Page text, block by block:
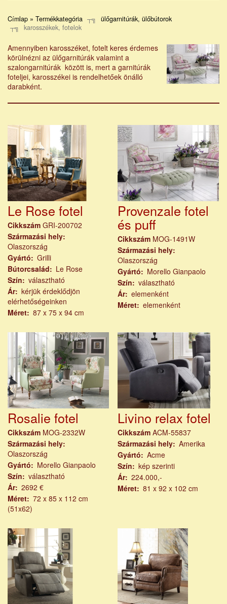
Címlap » Termékkategória
ülőgarnitúrák, ülőbútorok
karosszékek, fotelok
Amennyiben karosszéket, fotelt keres érdemes
körülnézni az ülőgarnitúrák valamint a
szalongarnitúrák között is, mert a garnitúrák
foteljei, karosszékei is rendelhetőek önálló
darabként.
Le Rose fotel
Cikkszám GRI-200702
Származási hely
Olaszország
Gyártó
Grilli
Bútorcsalád
Le Rose
Szín
választható
Ár kérjük érdeklődjön
elérhetőségeinken
Méret 87 x 75 x 94 cm
Provenzale fotel
és puff
Cikkszám MOG-1491W
Származási hely
Olaszország
Gyártó
Morello Gianpaolo
Szín
választható
Ár
elemenként
Méret
elemenként
Rosalie fotel
Cikkszám MOG-2332W
Származási hely
Olaszország
Gyártó
Morello Gianpaolo
Szín
választható
Ár 2692 €
Méret 72 x 85 x 112 cm
(51x62)
Livino relax fotel
Cikkszám ACM-55837
Származási hely
Amerika
Gyártó
Acme
Szín
kép szerinti
Ár
224.000,-
Méret
81 x 92 x 102 cm